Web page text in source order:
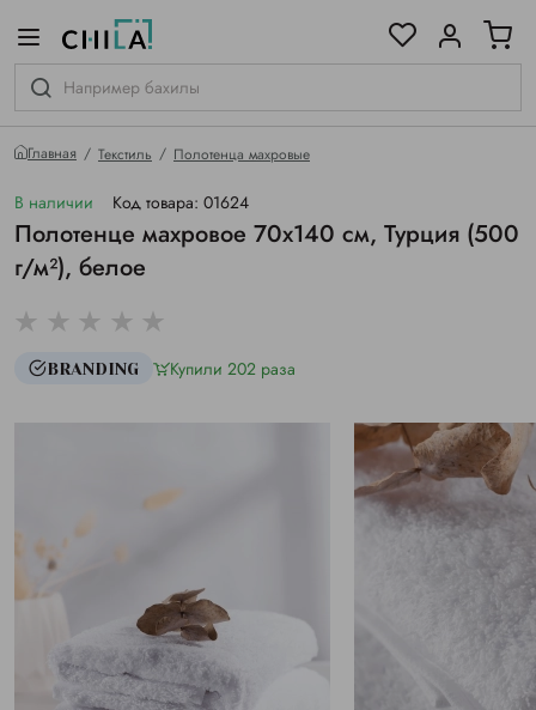
Главная Текстиль Полотенца махровые
В наличии Код товара: 01624
Полотенце махровое 70х140 см, Турция (500
г/м²), белое
BRANDING Купили 202 раза
гамме